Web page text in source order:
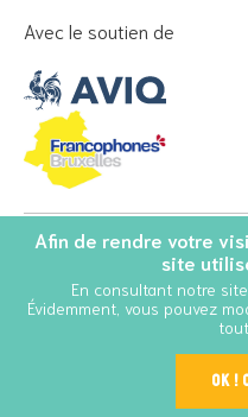
Avec le soutien de
© Copyright 2026
réservés
Conditions Générales
Afin de rendre votre
site
En consultant notre
Évidemment, vous pouvez
OK